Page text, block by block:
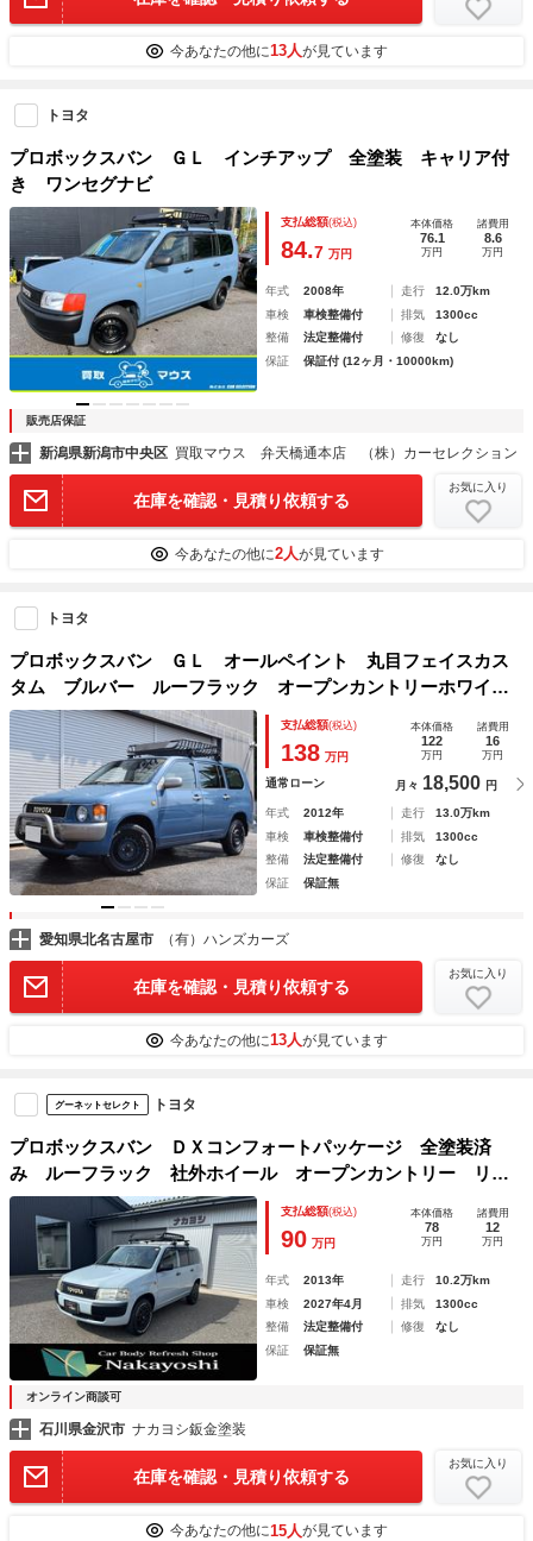
今あなたの他に13人が見ています
トヨタ
プロボックスバン ＧＬ インチアップ 全塗装 キャリア付
き ワンセグナビ
支払総額(税込)
84.7 万円
本体価格
76.1
万円
諸費用
8.6
万円
年式 2008年 走行
12.0万km
車検
車検整備付 排気
1300cc
整備
法定整備付 修復
なし
保証
保証付 (12ヶ月・10000km)
販売店保証
新潟県新潟市中央区 買取マウス 弁天橋通本店 （株）カーセレクション
在庫を確認・見積り依頼する
お気に入り
今あなたの他に2人が見ています
トヨタ
プロボックスバン ＧＬ オールペイント 丸目フェイスカス
タム ブルバー ルーフラック オープンカントリーホワイト
レタータイヤ 新品ディスプレイオーディオ Ｂｌｕｅｔｏｏ
ｔｈ対応 ヴィンテージ調シートカバー ＥＴＣ
支払総額(税込)
138 万円
本体価格
122
万円
諸費用
16
万円
通常ローン 月々 18,500 円
年式 2012年 走行
13.0万km
車検
車検整備付 排気
1300cc
整備
法定整備付 修復
なし
保証
保証無
愛知県北名古屋市 （有）ハンズカーズ
在庫を確認・見積り依頼する
お気に入り
今あなたの他に13人が見ています
グーネットセレクト トヨタ
プロボックスバン ＤＸコンフォートパッケージ 全塗装済
み ルーフラック 社外ホイール オープンカントリー リフ
トアップ 禁煙車 ナビ ＴＶ バックカメラ Ｂｌｕｅｔｏ
ｏｔｈ接続
支払総額(税込)
90 万円
本体価格
78
万円
諸費用
12
万円
年式 2013年 走行
10.2万km
車検
2027年4月 排気
1300cc
整備
法定整備付 修復
なし
保証
保証無
オンライン商談可
石川県金沢市 ナカヨシ鈑金塗装
在庫を確認・見積り依頼する
お気に入り
今あなたの他に15人が見ています